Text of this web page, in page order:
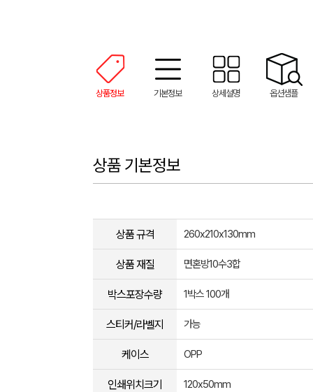
상품정보 기본정보 상세설명 옵션샘플
상품 기본정보
상품 규격 260x210x130mm
상품 재질 면혼방10수3합
박스포장수량 1박스 100개
스티커/라벨지 가능
케이스 OPP
인쇄위치크기 120x50mm